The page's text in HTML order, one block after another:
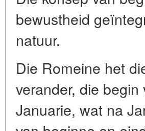
bewustheid
natuur.
Die Romeine het
verander, die
Januarie, wat na